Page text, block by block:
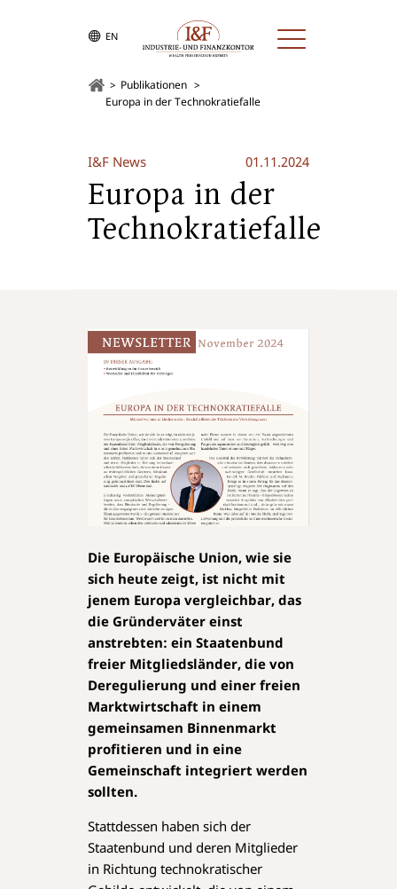
EN
Publikationen
Europa in der Technokratiefalle
I&F News 01.11.2024
Europa in der
Technokratiefalle
Die Europäische Union, wie sie
sich heute zeigt, ist nicht mit
jenem Europa vergleichbar, das
die Gründerväter einst
anstrebten: ein Staatenbund
freier Mitgliedsländer, die von
Deregulierung und einer freien
Marktwirtschaft in einem
gemeinsamen Binnenmarkt
profitieren und in eine
Gemeinschaft integriert werden
sollten.
Stattdessen haben sich der
Staatenbund und deren Mitglieder
in Richtung technokratischer